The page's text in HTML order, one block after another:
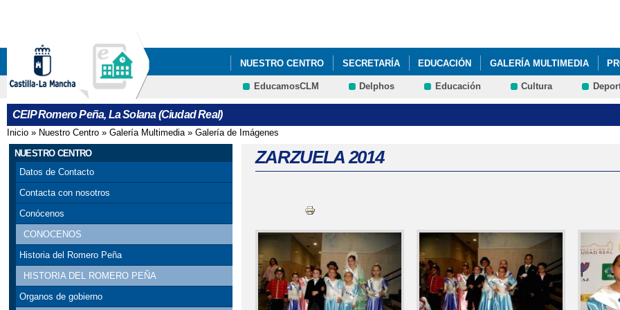
NUESTRO CENTRO SECRETARÍA EDUCACIÓN GALERÍA MULTIMEDIA
ERASMUS+ "SEEING AND READING THE VALUES" NCOF MICOLEROMERO.ORG
EducamosCLM Delphos Educación Cultura
CEIP Romero Peña, La Solana (Ciudad Real)
Se encuentra usted aquí
Inicio » Nuestro Centro » Galería Multimedia» Galería de Imágenes
NUESTRO CENTRO
Datos de Contacto
Contacta con nosotros
Conócenos
CONOCENOS
Historia del Romero Peña
HISTORIA DEL ROMERO PEÑA
Organos de gobierno
ZARZUELA 2014